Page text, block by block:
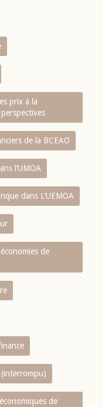
prix à la
de la BCEAO
l‘UMOA
dans L‘UEMOA
de
de